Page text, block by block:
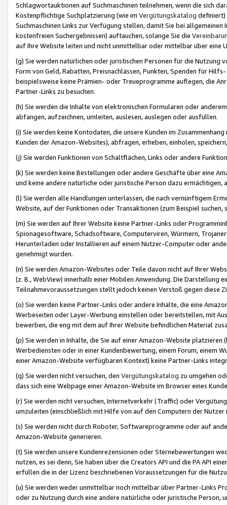
Schlagwortauktionen auf Suchmaschinen teilnehmen, wenn die sich
Kostenpflichtige Suchplatzierung (wie im Vergütungskatalog definiert)
Suchmaschinen Links zur Verfügung stellen, damit Sie bei
kostenfreien Suchergebnissen) auftauchen, solange Sie die
auf Ihre Website leiten und nicht unmittelbar oder mittelbar über eine
(g) Sie werden natürlichen oder juristischen Personen für die Nutzung
Form von Geld, Rabatten, Preisnachlässen, Punkten, Spenden für
beispielsweise keine Prämien- oder Treueprogramme auflegen, die
Partner-Links zu besuchen.
(h) Sie werden die Inhalte von elektronischen Formularen oder
abfangen, aufzeichnen, umleiten, auslesen, auslegen oder ausfüllen.
(i) Sie werden keine Kontodaten, die unsere Kunden im
Kunden der Amazon-Websites), abfragen, erheben, einholen,
(j) Sie werden Funktionen von Schaltflächen, Links oder andere
(k) Sie werden keine Bestellungen oder andere Geschäfte über eine
und keine andere natürliche oder juristische Person dazu
(l) Sie werden alle Handlungen unterlassen, die nach vernünftigem
Website, auf der Funktionen oder Transaktionen (zum Beispiel
(m) Sie werden auf Ihrer Website keine Partner-Links oder
Spionagesoftware, Schadsoftware, Computerviren, Würmern,
Herunterladen oder Installieren auf einem Nutzer-Computer oder
genehmigt wurden.
(n) Sie werden Amazon-Websites oder Teile davon nicht auf Ihrer
(z. B., WebView) innerhalb einer Mobilen Anwendung. Die Darstellung
Teilnahmevoraussetzungen stellt jedoch keinen Verstoß gegen diese
(o) Sie werden keine Partner-Links oder andere Inhalte, die eine
Werbeseiten oder Layer-Werbung einstellen oder bereitstellen, mit
bewerben, die eng mit dem auf Ihrer Website befindlichen Material
(p) Sie werden in Inhalte, die Sie auf einer Amazon-Website
Werbediensten oder in einer Kundenbewertung, einem Forum, einem
einer Amazon-Website verfügbaren Kontext) keine Partner-Links
(q) Sie werden nicht versuchen, den Vergütungskatalog zu umgehen
dass sich eine Webpage einer Amazon-Website im Browser eines
(r) Sie werden nicht versuchen, Internetverkehr (Traffic) oder
umzuleiten (einschließlich mit Hilfe von auf den Computern der
(s) Sie werden nicht durch Roboter, Softwareprogramme oder auf
Amazon-Website generieren.
(t) Sie werden unsere Kundenrezensionen oder Sternebewertungen
nutzen, es sei denn, Sie haben über die Creators API und die PA API
erfüllen die in der Lizenz beschriebenen Voraussetzungen für die
(u) Sie werden weder unmittelbar noch mittelbar über Partner-Links
oder zu Nutzung durch eine andere natürliche oder juristische